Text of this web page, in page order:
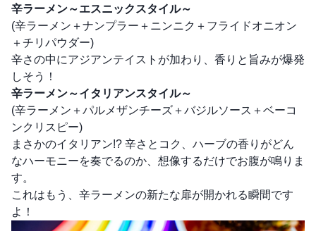
辛ラーメン～エスニックスタイル～
(辛ラーメン＋ナンプラー＋ニンニク＋フライドオニオン
＋チリパウダー)
辛さの中にアジアンテイストが加わり、香りと旨みが爆発
しそう！
辛ラーメン～イタリアンスタイル～
(辛ラーメン＋パルメザンチーズ＋バジルソース＋ベーコ
ンクリスピー)
まさかのイタリアン!? 辛さとコク、ハーブの香りがどん
なハーモニーを奏でるのか、想像するだけでお腹が鳴りま
す。
これはもう、辛ラーメンの新たな扉が開かれる瞬間です
よ！